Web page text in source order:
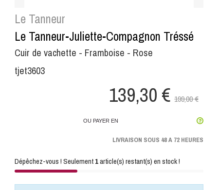
Le Tanneur
Le Tanneur-Juliette-Compagnon Tréssé
Cuir de vachette - Framboise - Rose
tjet3603
139,30 € 199,00 €
OU PAYER EN
LIVRAISON SOUS 48 A 72 HEURES
Dépêchez-vous ! Seulement1article(s) restant(s) en stock !